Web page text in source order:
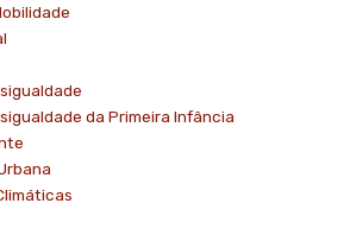
da Primeira Infância